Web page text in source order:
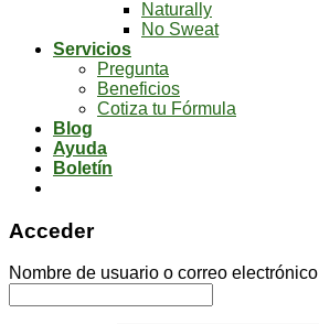
Naturally
No Sweat
Servicios
Pregunta
Beneficios
Cotiza tu Fórmula
Blog
Ayuda
Boletín
Acceder
Nombre de usuario o correo electrónico